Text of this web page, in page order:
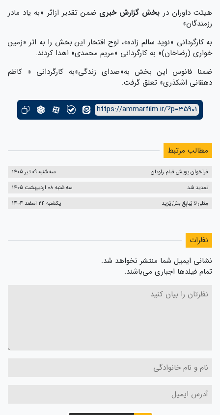
هیئت داوران در بخش گزارش خبری ضمن تقدیر ازاثر «به یاد مادر
رزمندگان»
به کارگردانی «نوید سالم زاده»، لوح افتخار این بخش را به اثر «زمین
خواری (رضاخان)» به کارگردانی «مریم محمدی» اهدا کردند.
ضمنا فانوس این بخش به«صدای زندگی»به کارگردانی « کاظم
دهقانی اشکذری» تعلق گرفت.
https://ammarfilm.ir/?p=35901
مطالب مرتبط
فراخوان پویش قیام راویان
سه شنبه 09 تیر 1405
تمدید شد
سه شنبه 08 اردیبهشت 1405
مِثلی لا یُبایِعُ مِثلَ یَزید
یکشنبه 24 اسفند 1404
نظرات
نشانی ایمیل شما منتشر نخواهد شد.
تمام فیلدها اجباری می‌باشند.